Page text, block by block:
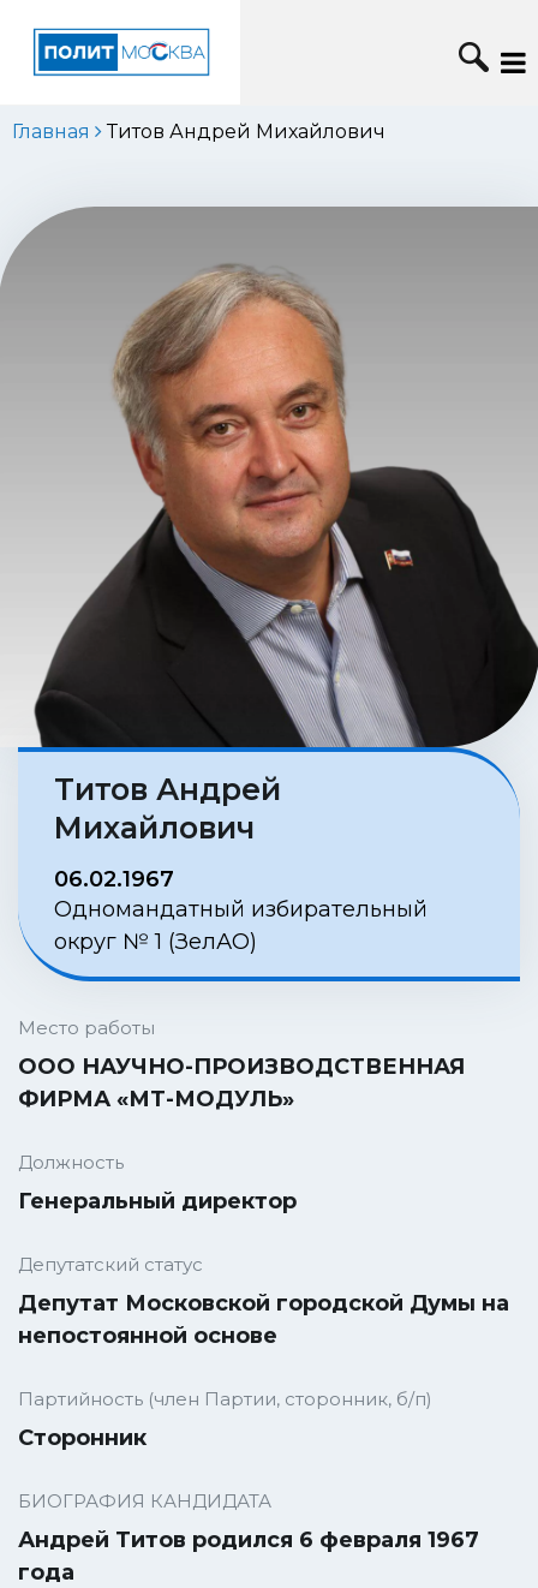
Главная Титов Андрей Михайлович
Титов Андрей
Михайлович
06.02.1967
Одномандатный избирательный
округ № 1 (ЗелАО)
Место работы
ООО НАУЧНО-ПРОИЗВОДСТВЕННАЯ
ФИРМА «МТ-МОДУЛЬ»
Должность
Генеральный директор
Депутатский статус
Депутат Московской городской Думы на
непостоянной основе
Партийность (член Партии, сторонник, б/п)
Cторонник
БИОГРАФИЯ КАНДИДАТА
Андрей Титов родился 6 февраля 1967
года